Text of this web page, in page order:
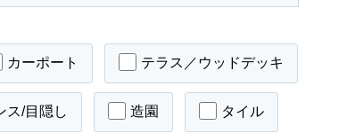
カーポート テラス／ウッドデッキ
ス/目隠し 造園 タイル